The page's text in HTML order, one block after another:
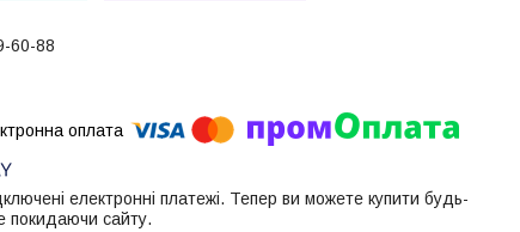
60-88
електронні платежі. Тепер ви можете купити будь-
покидаючи сайту.